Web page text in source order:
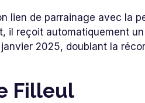
lien de parrainage avec la
il reçoit automatiquement
2025, doublant la
Filleul